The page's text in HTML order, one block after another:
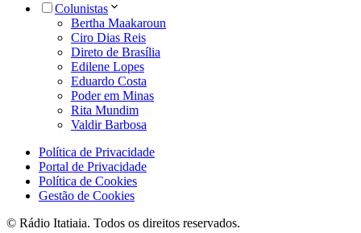
Colunistas
Bertha Maakaroun
Ciro Dias Reis
Direto de Brasília
Edilene Lopes
Eduardo Costa
Poder em Minas
Rita Mundim
Valdir Barbosa
Política de Privacidade
Portal de Privacidade
Política de Cookies
Gestão de Cookies
© Rádio Itatiaia. Todos os direitos reservados.